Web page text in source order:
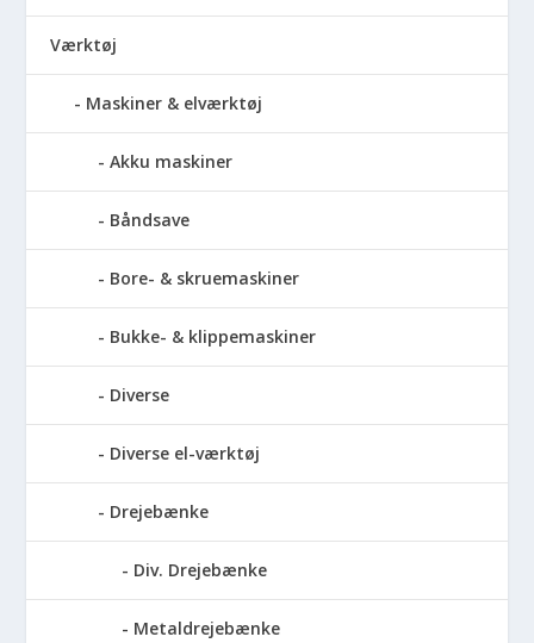
Værktøj
Maskiner & elværktøj
Akku maskiner
Båndsave
Bore- & skruemaskiner
Bukke- & klippemaskiner
Diverse
Diverse el-værktøj
Drejebænke
Div. Drejebænke
Metaldrejebænke